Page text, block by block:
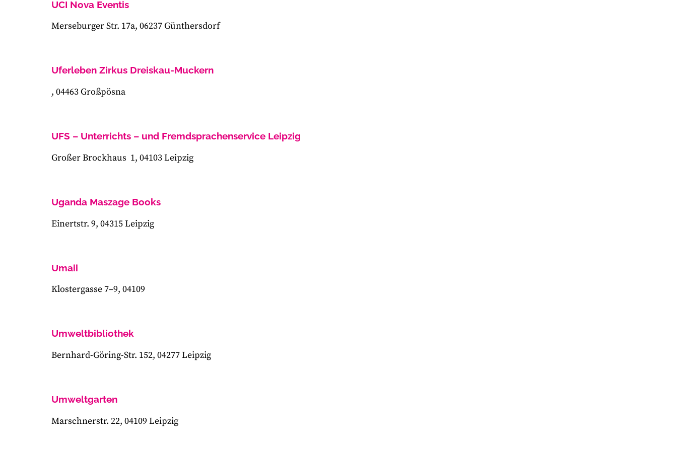
UCI Nova Eventis
Merseburger Str. 17a, 06237 Günthersdorf
Uferleben Zirkus Dreiskau-Muckern
, 04463 Großpösna
UFS – Unterrichts – und Fremdsprachenservice Leipzig
Großer Brockhaus 1, 04103 Leipzig
Uganda Maszage Books
Einertstr. 9, 04315 Leipzig
Umaii
Klostergasse 7–9, 04109
Umweltbibliothek
Bernhard-Göring-Str. 152, 04277 Leipzig
Umweltgarten
Marschnerstr. 22, 04109 Leipzig